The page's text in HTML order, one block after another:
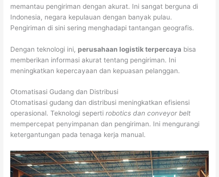
memantau pengiriman dengan akurat. Ini sangat berguna di
Indonesia, negara kepulauan dengan banyak pulau.
Pengiriman di sini sering menghadapi tantangan geografis.
Dengan teknologi ini, perusahaan logistik terpercaya bisa
memberikan informasi akurat tentang pengiriman. Ini
meningkatkan kepercayaan dan kepuasan pelanggan.
Otomatisasi Gudang dan Distribusi
Otomatisasi gudang dan distribusi meningkatkan efisiensi
operasional. Teknologi sepertirobotics dan conveyor belt
mempercepat penyimpanan dan pengiriman. Ini mengurangi
ketergantungan pada tenaga kerja manual.